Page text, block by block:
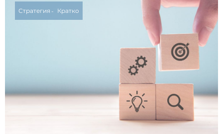
Стратегия Кратко